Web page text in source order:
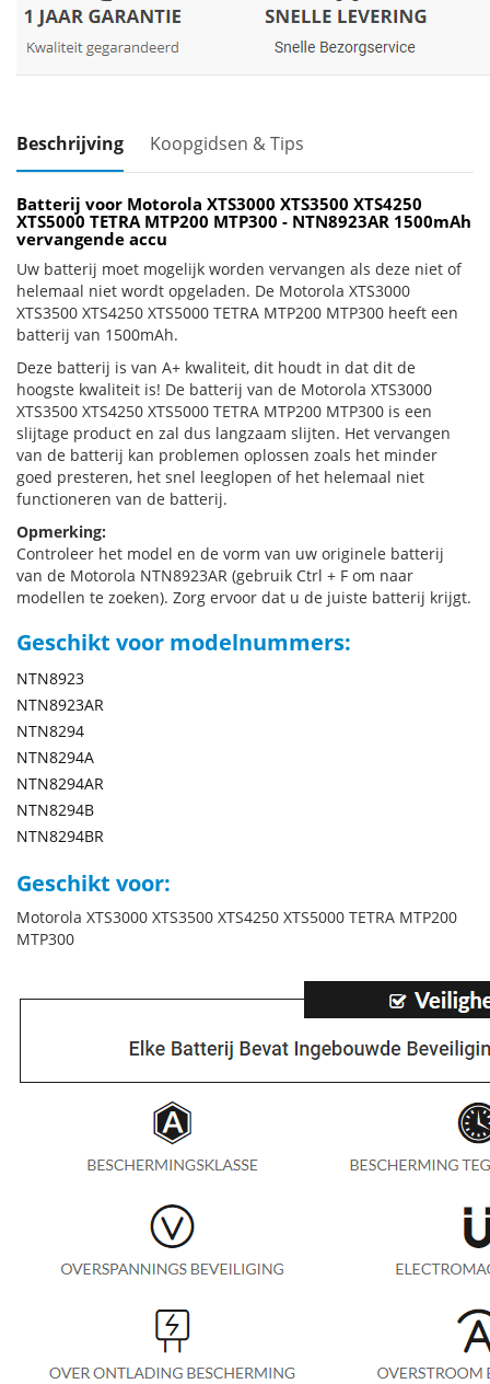
Beschrijving Koopgidsen & Tips
Batterij voor Motorola XTS3000 XTS3500 XTS4250
XTS5000 TETRA MTP200 MTP300 - NTN8923AR 1500mAh
vervangende accu
Uw batterij moet mogelijk worden vervangen als deze niet of
helemaal niet wordt opgeladen. De Motorola XTS3000
XTS3500 XTS4250 XTS5000 TETRA MTP200 MTP300 heeft een
batterij van 1500mAh.
Deze batterij is van A+ kwaliteit, dit houdt in dat dit de
hoogste kwaliteit is! De batterij van de Motorola XTS3000
XTS3500 XTS4250 XTS5000 TETRA MTP200 MTP300 is een
slijtage product en zal dus langzaam slijten. Het vervangen
van de batterij kan problemen oplossen zoals het minder
goed presteren, het snel leeglopen of het helemaal niet
functioneren van de batterij.
Opmerking:
Controleer het model en de vorm van uw originele batterij
van de Motorola NTN8923AR (gebruik Ctrl + F om naar
modellen te zoeken). Zorg ervoor dat u de juiste batterij krijgt.
Geschikt voor modelnummers:
NTN8923
NTN8923AR
NTN8294
NTN8294A
NTN8294AR
NTN8294B
NTN8294BR
Geschikt voor:
Motorola XTS3000 XTS3500 XTS4250 XTS5000 TETRA MTP200
MTP300